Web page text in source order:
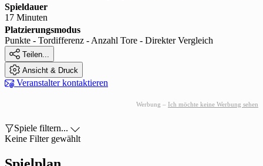
Spieldauer
17 Minuten
Platzierungsmodus
Punkte - Tordifferenz - Anzahl Tore - Direkter Vergleich
 Teilen...
 Ansicht & Druck
 Veranstalter kontaktieren
Werbung – Ich möchte keine Werbung sehen
Spiele filtern... 
Keine Filter gewählt